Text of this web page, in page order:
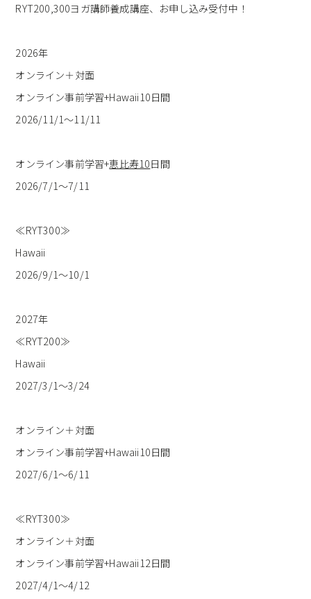
RYT200,300ヨガ講師養成講座、お申し込み受付中！
2026年
オンライン＋対面
オンライン事前学習+Hawaii10日間
2026/11/1〜11/11
オンライン事前学習+恵比寿10日間
2026/7/1〜7/11
≪RYT300≫
Hawaii
2026/9/1〜10/1
2027年
≪RYT200≫
Hawaii
2027/3/1〜3/24
オンライン＋対面
オンライン事前学習+Hawaii10日間
2027/6/1〜6/11
≪RYT300≫
オンライン＋対面
オンライン事前学習+Hawaii12日間
2027/4/1〜4/12